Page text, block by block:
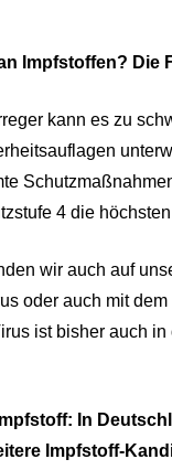
Impfstoffen?
kann es zu
4 die
wir auch auf
oder auch mit
ist bisher auch
In
Impfstoff-